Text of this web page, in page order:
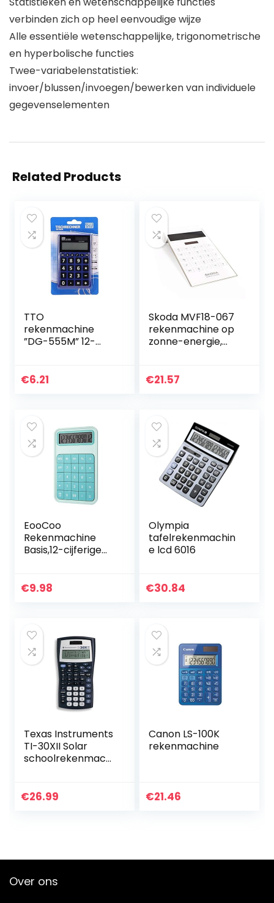
verbinden zich op heel eenvoudige wijze
Alle essentiële wetenschappelijke, trigonometrische
en hyperbolische functies
Twee-variabelenstatistiek:
invoer/blussen/invoegen/bewerken van individuele
gegevenselementen
Related Products
TTO
rekenmachine
”DG-555M” 12-
€6.21
Skoda MVF18-067
rekenmachine op
zonne-energie,
€21.57
EooCoo
Rekenmachine
Basis,12-cijferige
aangedreven voor
€9.98
Olympia
tafelrekenmachin
e lcd 6016
€30.84
Texas Instruments
TI-30XII Solar
schoolrekenmachi
€26.99
Canon LS-100K
rekenmachine
€21.46
Over ons